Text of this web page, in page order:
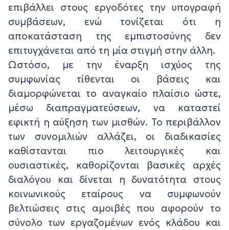
επιβάλλει στους εργοδότες την υπογραφή
συμβάσεων, ενώ τονίζεται ότι η
αποκατάσταση της εμπιστοσύνης δεν
επιτυγχάνεται από τη μία στιγμή στην άλλη.
Ωστόσο, με την έναρξη ισχύος της
συμφωνίας τίθενται οι βάσεις και
διαμορφώνεται το αναγκαίο πλαίσιο ώστε,
μέσω διαπραγματεύσεων, να καταστεί
εφικτή η αύξηση των μισθών. Το περιβάλλον
των συνομιλιών αλλάζει, οι διαδικασίες
καθίστανται πιο λειτουργικές και
ουσιαστικές, καθορίζονται βασικές αρχές
διαλόγου και δίνεται η δυνατότητα στους
κοινωνικούς εταίρους να συμφωνούν
βελτιώσεις στις αμοιβές που αφορούν το
σύνολο των εργαζομένων ενός κλάδου και